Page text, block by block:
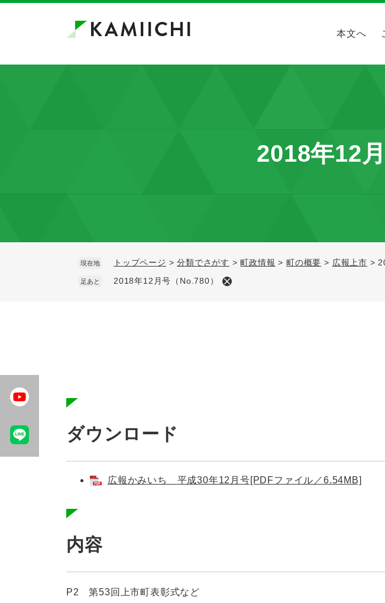
先
を
本文へ
2018年12
現在地 トップページ >分類でさがす >町政情報 >町の概要 > 広報上市 >
足あと 2018年12月号（No.780）
ダウンロード
広報かみいち 平成30年12月号[PDFファイル／6.54MB]
内容
P2 第53回上市町表彰式など